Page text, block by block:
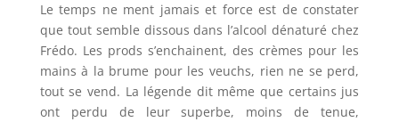
Le temps ne ment jamais et force est de constater
que tout semble dissous dans l’alcool dénaturé chez
Frédo. Les prods s’enchainent, des crèmes pour les
mains à la brume pour les veuchs, rien ne se perd,
tout se vend. La légende dit même que certains jus
ont perdu de leur superbe, moins de tenue,